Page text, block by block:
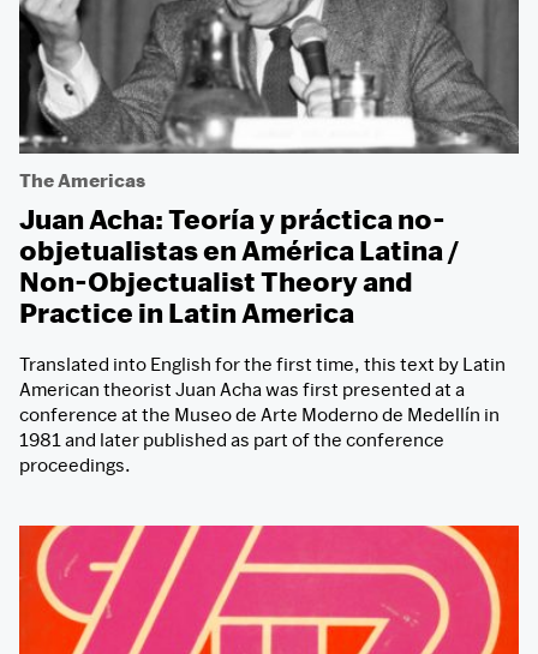
The Americas
Juan Acha: Teoría y práctica no-
objetualistas en América Latina /
Non-Objectualist Theory and
Practice in Latin America
Translated into English for the first time, this text by Latin
American theorist Juan Acha was first presented at a
conference at the Museo de Arte Moderno de Medellín in
1981 and later published as part of the conference
proceedings.